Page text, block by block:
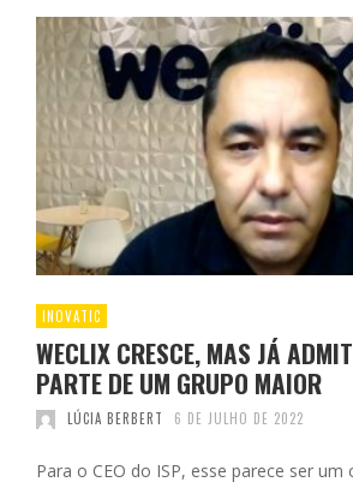
INOVATIC
WECLIX CRESCE, MAS JÁ
PARTE DE UM GRUPO MAIOR
LÚCIA BERBERT 6 DE JULHO DE 2022
Para o CEO do ISP, esse parece ser um